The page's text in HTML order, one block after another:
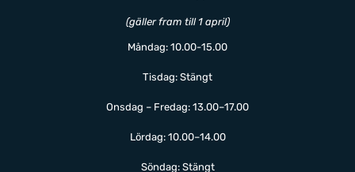
(gäller fram till 1 april)
Måndag: 10.00-15.00
Tisdag: Stängt
Onsdag – Fredag: 13.00–17.00
Lördag: 10.00–14.00
Söndag: Stängt